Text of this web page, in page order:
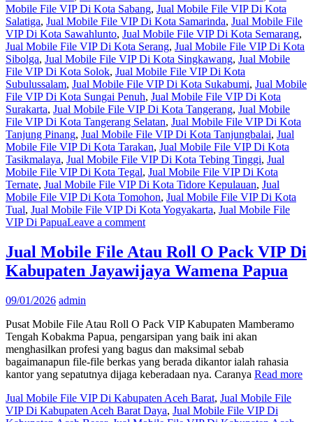
Mobile File VIP Di Kota Sabang, Jual Mobile File VIP Di Kota
Salatiga, Jual Mobile File VIP Di Kota Samarinda, Jual Mobile File
VIP Di Kota Sawahlunto, Jual Mobile File VIP Di Kota Semarang,
Jual Mobile File VIP Di Kota Serang, Jual Mobile File VIP Di Kota
Sibolga, Jual Mobile File VIP Di Kota Singkawang, Jual Mobile
File VIP Di Kota Solok, Jual Mobile File VIP Di Kota
Subulussalam, Jual Mobile File VIP Di Kota Sukabumi, Jual Mobile
File VIP Di Kota Sungai Penuh, Jual Mobile File VIP Di Kota
Surakarta, Jual Mobile File VIP Di Kota Tangerang, Jual Mobile
File VIP Di Kota Tangerang Selatan, Jual Mobile File VIP Di Kota
Tanjung Pinang, Jual Mobile File VIP Di Kota Tanjungbalai, Jual
Mobile File VIP Di Kota Tarakan, Jual Mobile File VIP Di Kota
Tasikmalaya, Jual Mobile File VIP Di Kota Tebing Tinggi, Jual
Mobile File VIP Di Kota Tegal, Jual Mobile File VIP Di Kota
Ternate, Jual Mobile File VIP Di Kota Tidore Kepulauan, Jual
Mobile File VIP Di Kota Tomohon, Jual Mobile File VIP Di Kota
Tual, Jual Mobile File VIP Di Kota Yogyakarta, Jual Mobile File
VIP Di PapuaLeave a comment
Jual Mobile File Atau Roll O Pack VIP Di
Kabupaten Jayawijaya Wamena Papua
09/01/2026 admin
Pusat Mobile File Atau Roll O Pack VIP Kabupaten Mamberamo
Tengah Kobakma Papua, pengarsipan yang baik ini akan
menghasilkan profesi yang bagus dan maksimal sebab
bagaimanapun file-file berkas yang berada dikantor ialah rahasia
kantor yang sepatutnya dijaga keberadaan nya. Caranya Read more
Jual Mobile File VIP Di Kabupaten Aceh Barat, Jual Mobile File
VIP Di Kabupaten Aceh Barat Daya, Jual Mobile File VIP Di